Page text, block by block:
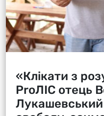
«Клікати з
ProЛІС отець